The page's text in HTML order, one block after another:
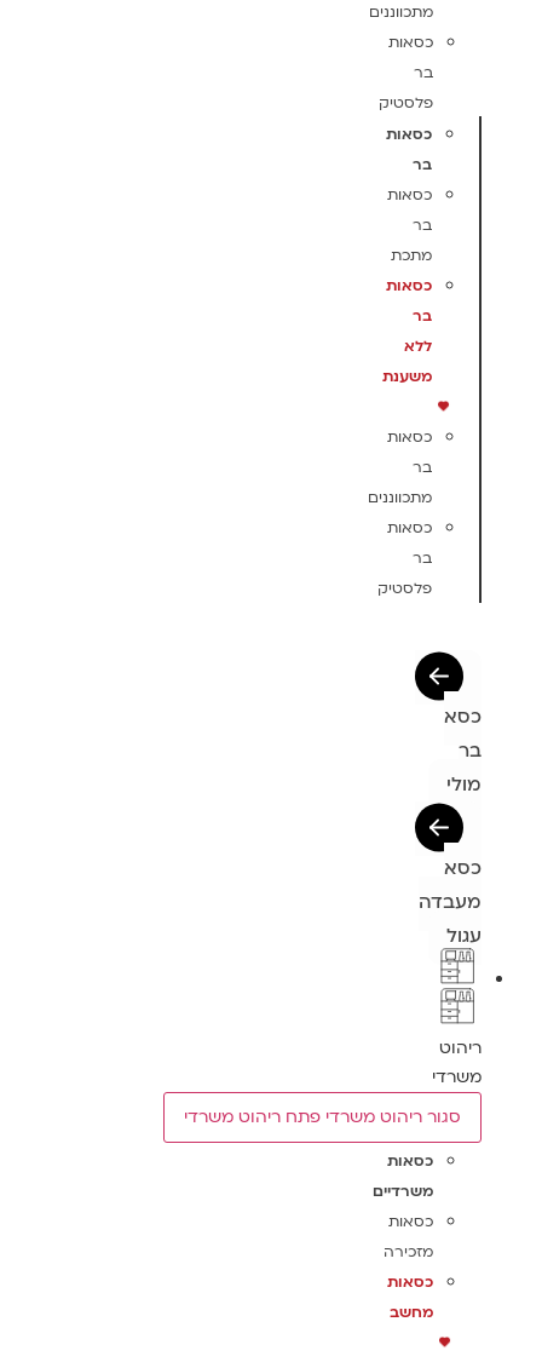
מתכווננים
כסאות
בר
פלסטיק
כסאות
בר
כסאות
בר
מתכת
כסאות
בר
ללא
משענת
כסאות
בר
מתכווננים
כסאות
בר
פלסטיק
כסא
בר
מולי
כסא
מעבדה
עגול
ריהוט
משרדי
סגור ריהוט משרדי פתח ריהוט משרדי
כסאות
משרדיים
כסאות
מזכירה
כסאות
מחשב